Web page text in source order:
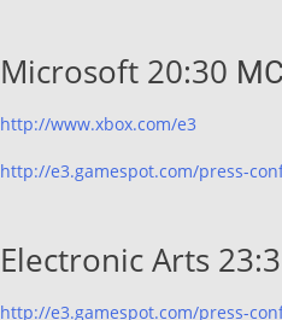
Microsoft 20:30
http://www.xbox.com/e3
http://e3.gamespot.com/press-
Electronic Arts
http://e3.gamespot.com/press-